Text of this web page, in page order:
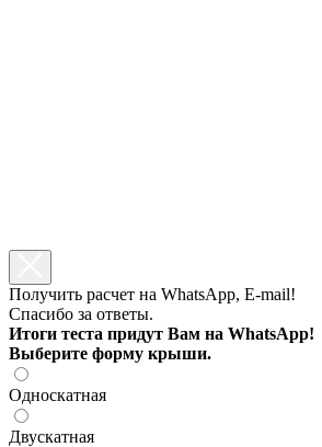
Получить расчет на WhatsApp, E-mail!
Спасибо за ответы.
Итоги теста придут Вам на WhatsApp!
Выберите форму крыши.
Односкатная
Двускатная